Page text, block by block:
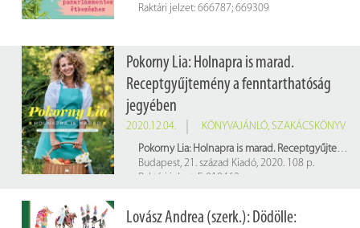
Raktári jelzet: 666787; 669309
Pokorny Lia: Holnapra is marad.
Receptgyűjtemény a fenntarthatóság
jegyében
2020.12.04. KÖNYVAJÁNLÓ, SZAKÁCSKÖNYV
Pokorny Lia: Holnapra is marad. Receptgyűjtemény a fenntarthatóság jegyében
Budapest, 21. század Kiadó, 2020. 108 p.
Raktári jelzet: E 019462
Lovász Andrea (szerk.): Dödölle: